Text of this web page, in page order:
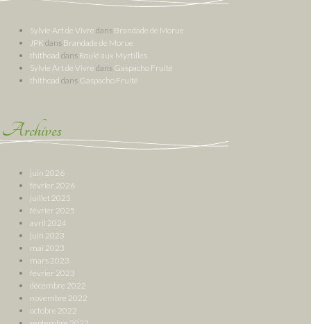
Sylvie Art de Vivre dans Brandade de Morue
JPK dans Brandade de Morue
thithoad dans Roulé aux Myrtilles
Sylvie Art de Vivre dans Gaspacho Fruité
thithoad dans Gaspacho Fruité
Archives
juin 2026
février 2026
juillet 2025
février 2025
avril 2024
juin 2023
mai 2023
mars 2023
février 2023
décembre 2022
novembre 2022
octobre 2022